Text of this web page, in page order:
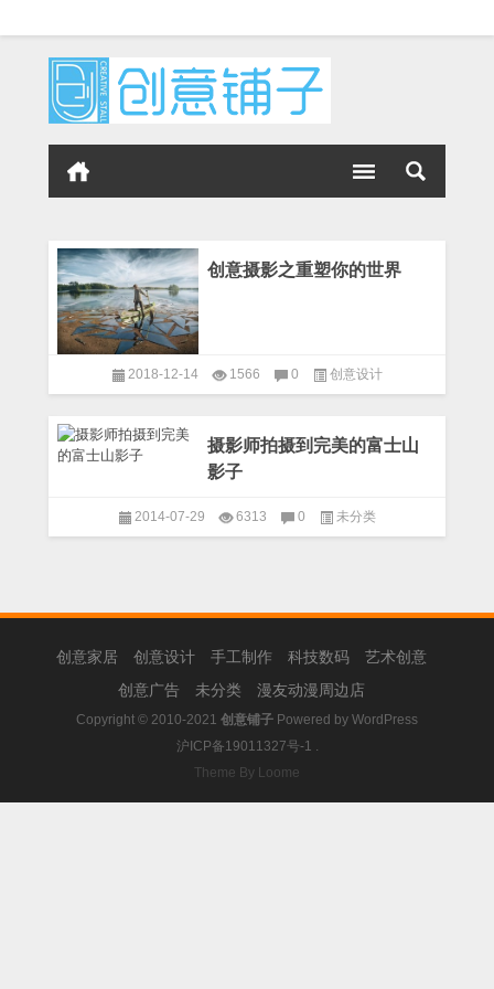
创意摄影之重塑你的世界
2018-12-14 1566 0 创意设计
摄影师拍摄到完美的富士山
影子
2014-07-29 6313 0 未分类
创意家居 创意设计 手工制作 科技数码
艺术创意
创意广告
未分类 漫友动漫周边店
Copyright © 2010-2021 创意铺子 Powered by WordPress
沪ICP备19011327号-1 .
Theme By Loome